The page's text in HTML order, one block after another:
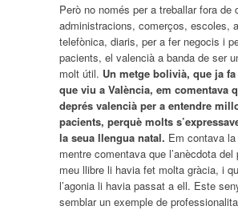
Però no només per a treballar fora de
administracions, comerços, escoles,
telefònica, diaris, per a fer negocis i
pacients, el valencià a banda de ser
molt útil. Un metge bolivià, que ja
que viu a València, em comentava
deprés valencià per a entendre
pacients, perquè molts
la seua llengua natal. Em contava
mentre comentava que l’anècdota del
meu llibre li havia fet molta gràcia, i
l’agonia li havia passat a ell. Este
semblar un exemple de